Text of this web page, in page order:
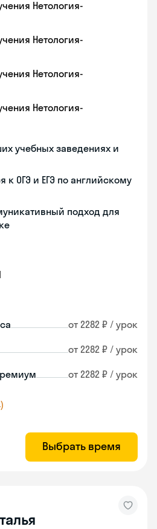
Нетология-
Нетология-
Нетология-
Нетология-
учебных заведениях и
к ОГЭ и ЕГЭ по английскому
подход для
от 2282 ₽ / урок
от 2282 ₽ / урок
от 2282 ₽ / урок
Выбрать время